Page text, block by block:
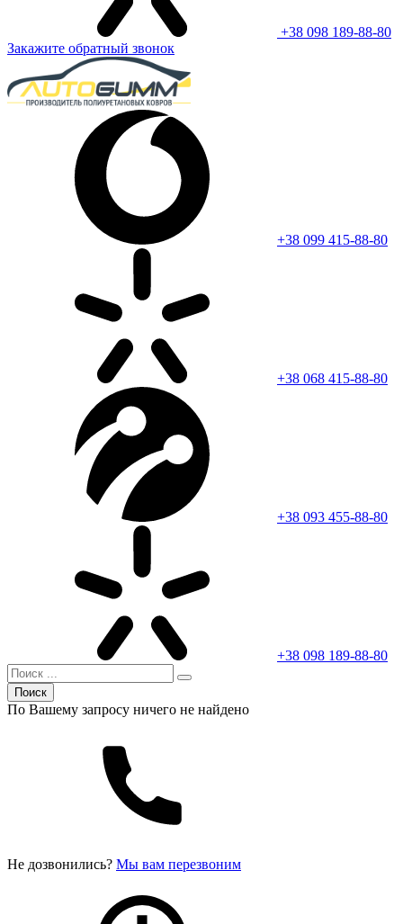
+38 098 189-88-80
Закажите обратный звонок
+38 099 415-88-80
+38 068 415-88-80
+38 093 455-88-80
+38 098 189-88-80
Поиск
По Вашему запросу ничего не найдено
Не дозвонились? Мы вам перезвоним